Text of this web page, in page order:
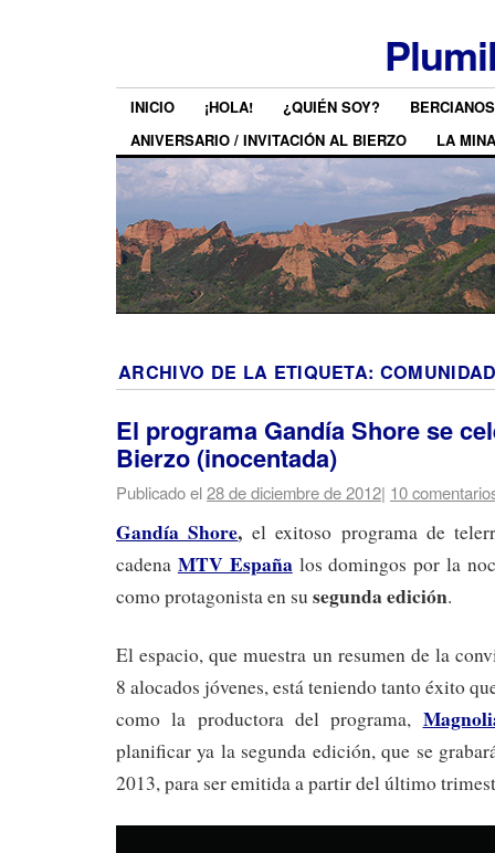
INICIO ¡HOLA! ¿QUIÉN SOY?
ANIVERSARIO / INVITACIÓN AL BIERZO
LA MINA
ARCHIVO DE LA ETIQUETA:
El programa Gandía Shore se
Bierzo (inocentada)
Publicado el28 de diciembre de 2012| 10
Gandía Shore, el exitoso programa de
cadena MTV Españalos domingos por la
como protagonista en su segunda edición.
El espacio, que muestra un resumen de la
8 alocados jóvenes, está teniendo tanto éxito
como la productora del programa,
planificar ya la segunda edición, que se
2013, para ser emitida a partir del último